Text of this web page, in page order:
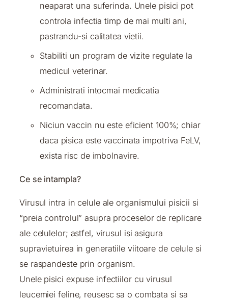
neaparat una suferinda. Unele pisici pot
controla infectia timp de mai multi ani,
pastrandu-si calitatea vietii.
Stabiliti un program de vizite regulate la
medicul veterinar.
Administrati intocmai medicatia
recomandata.
Niciun vaccin nu este eficient 100%; chiar
daca pisica este vaccinata impotriva FeLV,
exista risc de imbolnavire.
Ce se intampla?
Virusul intra in celule ale organismului pisicii si
“preia controlul” asupra proceselor de replicare
ale celulelor; astfel, virusul isi asigura
supravietuirea in generatiile viitoare de celule si
se raspandeste prin organism.
Unele pisici expuse infectiilor cu virusul
leucemiei feline, reusesc sa o combata si sa